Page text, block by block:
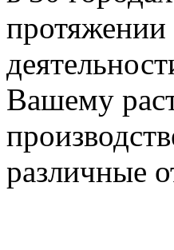
Вашему
различные